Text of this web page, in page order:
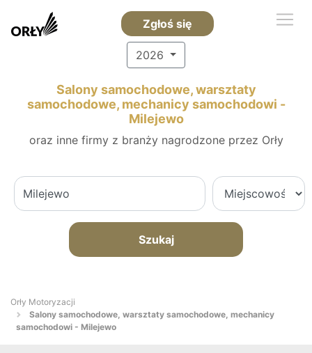
Zgłoś się
2026
Salony samochodowe, warsztaty
samochodowe, mechanicy samochodowi -
Milejewo
oraz inne firmy z branży nagrodzone przez Orły
Szukaj
Orły Motoryzacji
Salony samochodowe, warsztaty samochodowe, mechanicy
samochodowi - Milejewo